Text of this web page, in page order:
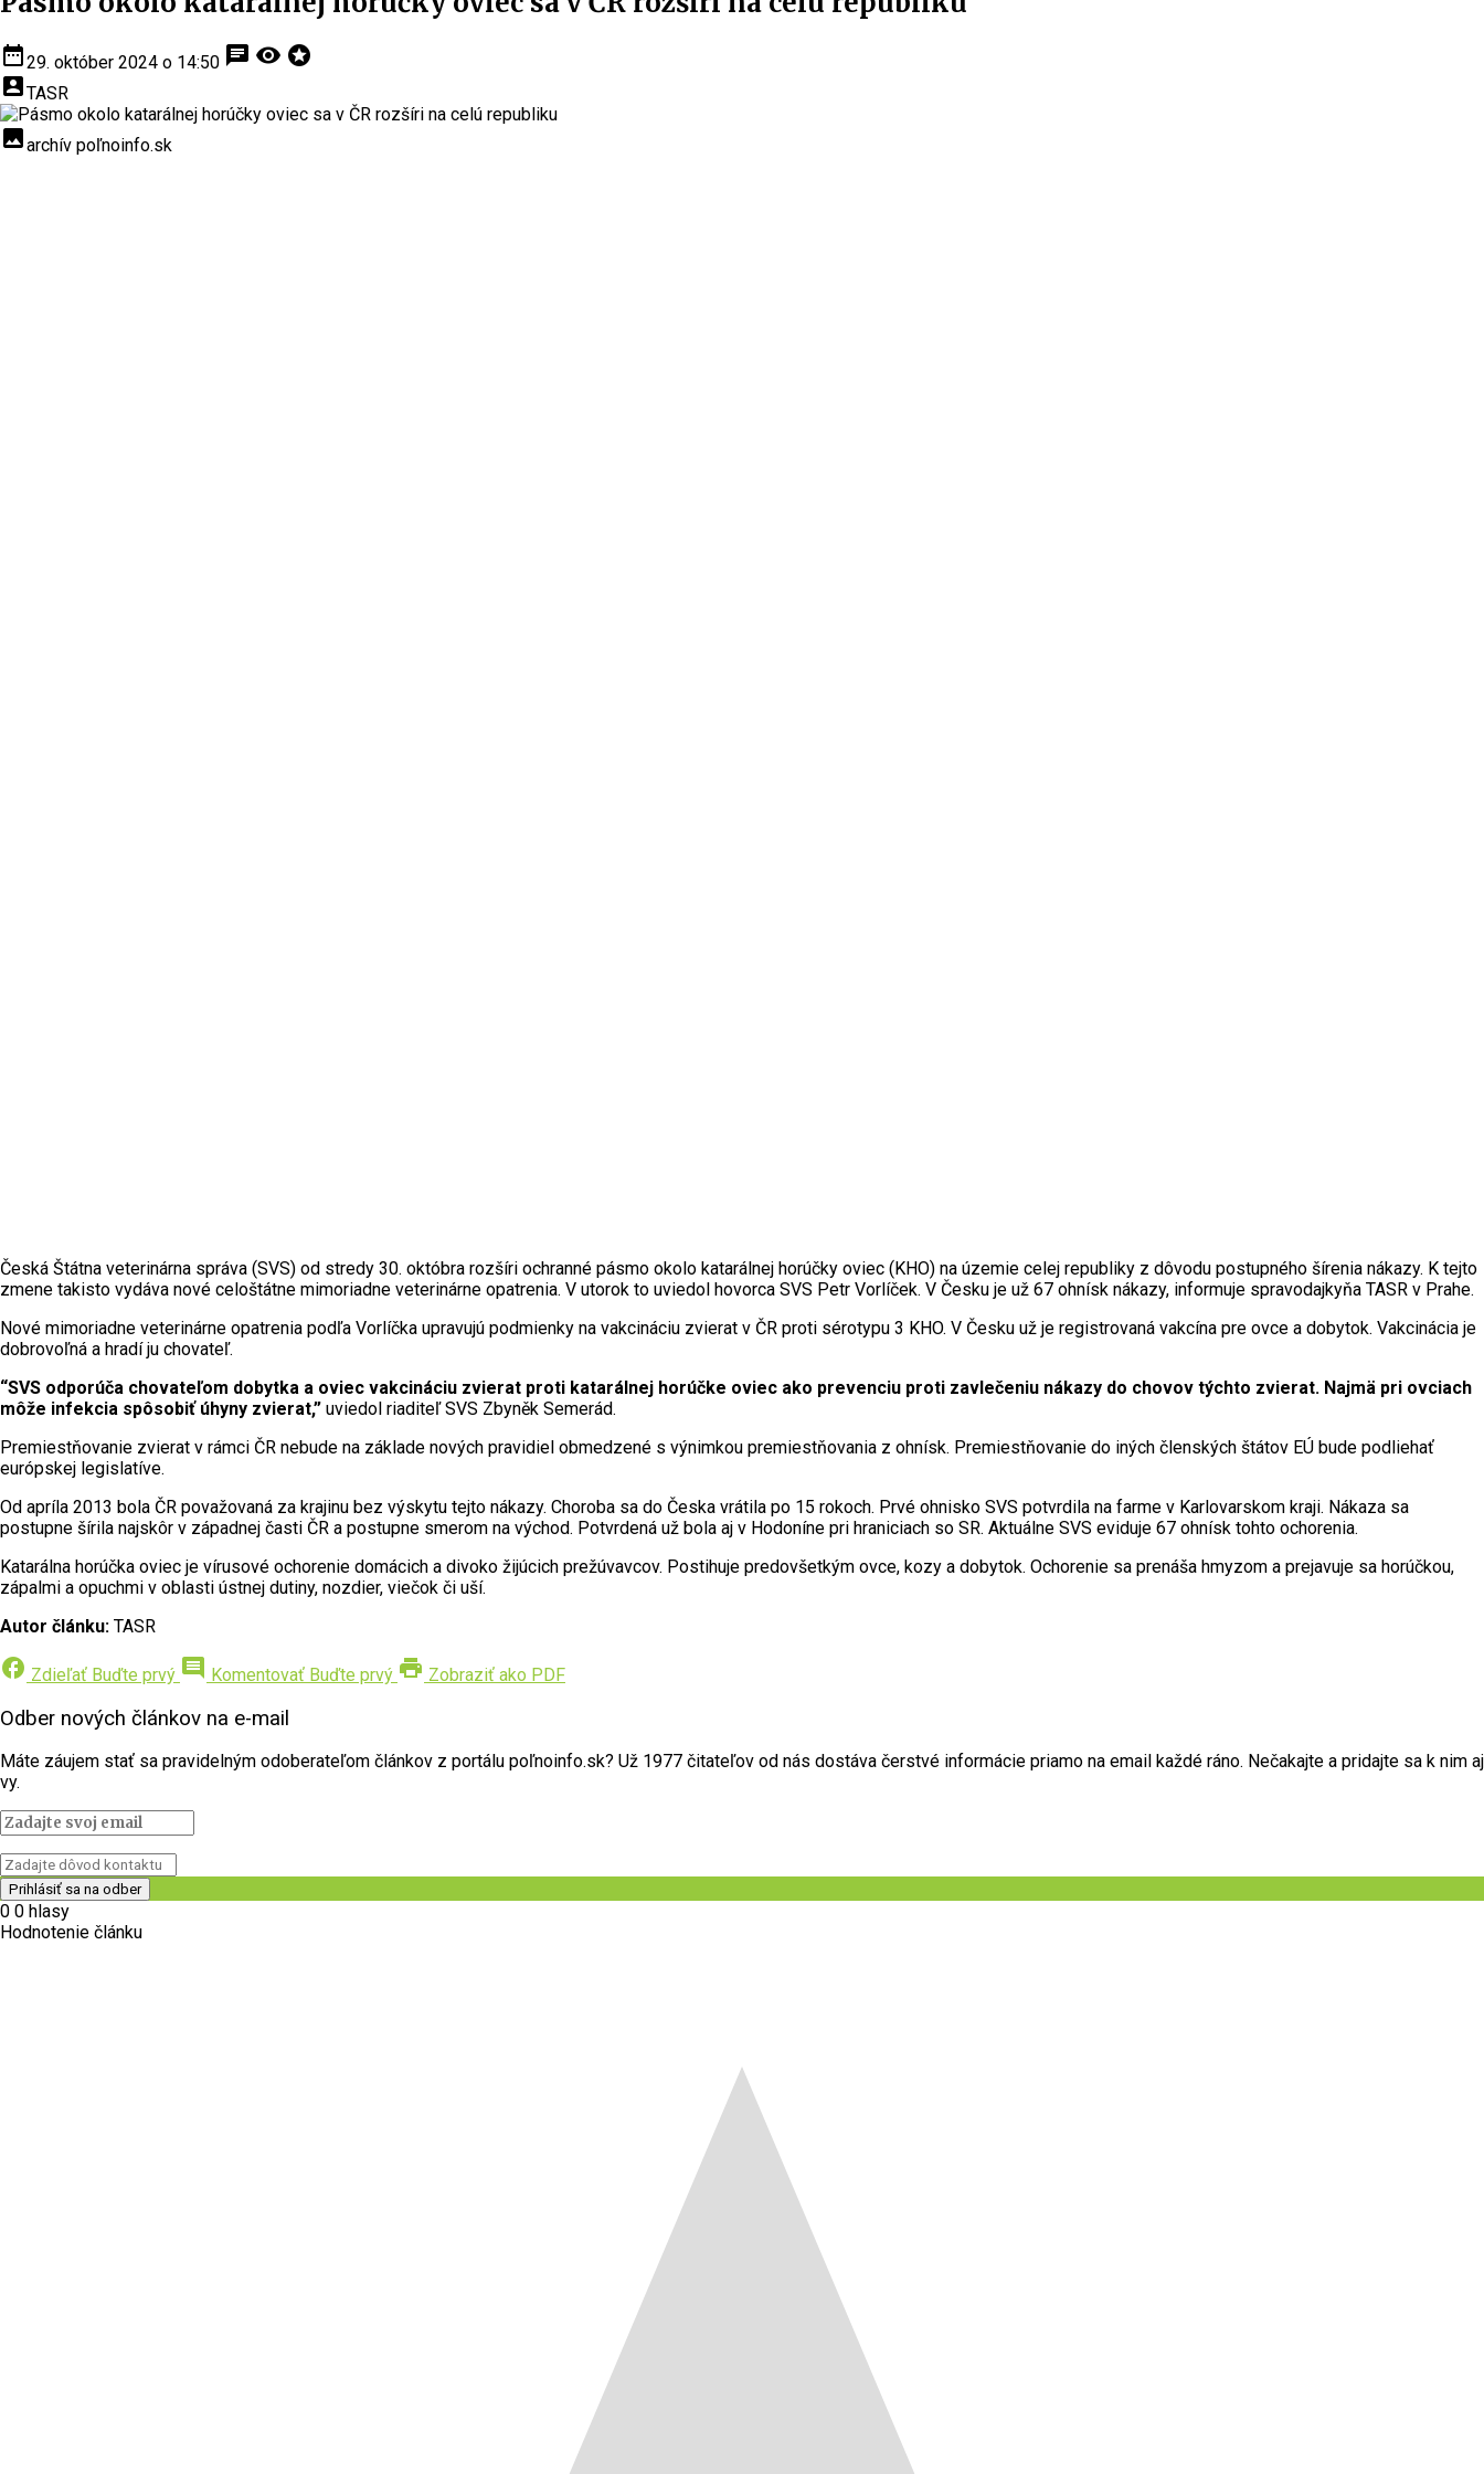
date_range29. október 2024 o 14:50 chat visibility stars
account_boxTASR
insert_photoarchív poľnoinfo.sk
Česká Štátna veterinárna správa (SVS) od stredy 30. októbra rozšíri ochranné pásmo okolo katarálnej horúčky oviec (KHO) na územie celej republiky z dôvodu postupného šírenia nákazy. K tejto
zmene takisto vydáva nové celoštátne mimoriadne veterinárne opatrenia. V utorok to uviedol hovorca SVS Petr Vorlíček. V Česku je už 67 ohnísk nákazy, informuje spravodajkyňa TASR v Prahe.
Nové mimoriadne veterinárne opatrenia podľa Vorlíčka upravujú podmienky na vakcináciu zvierat v ČR proti sérotypu 3 KHO. V Česku už je registrovaná vakcína pre ovce a dobytok. Vakcinácia je
dobrovoľná a hradí ju chovateľ.
“SVS odporúča chovateľom dobytka a oviec vakcináciu zvierat proti katarálnej horúčke oviec ako prevenciu proti zavlečeniu nákazy do chovov týchto zvierat. Najmä pri ovciach
môže infekcia spôsobiť úhyny zvierat,” uviedol riaditeľ SVS Zbyněk Semerád.
Premiestňovanie zvierat v rámci ČR nebude na základe nových pravidiel obmedzené s výnimkou premiestňovania z ohnísk. Premiestňovanie do iných členských štátov EÚ bude podliehať
európskej legislatíve.
Od apríla 2013 bola ČR považovaná za krajinu bez výskytu tejto nákazy. Choroba sa do Česka vrátila po 15 rokoch. Prvé ohnisko SVS potvrdila na farme v Karlovarskom kraji. Nákaza sa
postupne šírila najskôr v západnej časti ČR a postupne smerom na východ. Potvrdená už bola aj v Hodoníne pri hraniciach so SR. Aktuálne SVS eviduje 67 ohnísk tohto ochorenia.
Katarálna horúčka oviec je vírusové ochorenie domácich a divoko žijúcich prežúvavcov. Postihuje predovšetkým ovce, kozy a dobytok. Ochorenie sa prenáša hmyzom a prejavuje sa horúčkou,
zápalmi a opuchmi v oblasti ústnej dutiny, nozdier, viečok či uší.
Autor článku: TASR
facebook Zdieľať Buďte prvý comment Komentovať Buďte prvý print Zobraziť ako PDF
Odber nových článkov na e-mail
Máte záujem stať sa pravidelným odoberateľom článkov z portálu poľnoinfo.sk? Už 1977 čitateľov od nás dostáva čerstvé informácie priamo na email každé ráno. Nečakajte a pridajte sa k nim aj
vy.
0 0 hlasy
Hodnotenie článku